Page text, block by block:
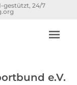
gestützt, 24/7
e.V.